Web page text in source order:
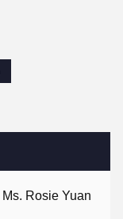
Ms. Rosie Yuan